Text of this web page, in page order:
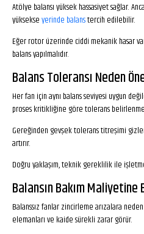
Atölye balansı yüksek hassasiyet sağlar.
yüksekseyerinde balanstercih edilebilir.
Eğer rotor üzerinde ciddi mekanik hasar
balans yapılmalıdır.
Balans Toleransı Neden
Her fan için aynı balans seviyesi uygun
proses kritikliğine göre tolerans
Gereğinden gevşek tolerans titreşimi
artırır.
Doğru yaklaşım, teknik gereklilik ile
Balansın Bakım Maliyetine
Balanssız fanlar zincirleme arızalara
elemanları ve kaide sürekli zarar görür.